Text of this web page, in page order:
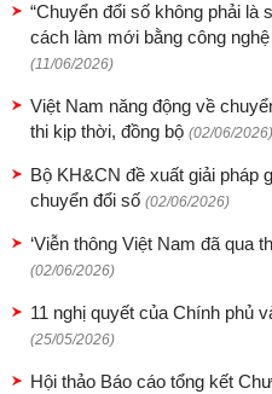
“Chuyển đổi số không phải là
cách làm mới bằng công
(11/06/2026)
Việt Nam năng động về
thi kịp thời, đồng bộ (02/06/2026)
Bộ KH&CN đề xuất giải
chuyển đổi số (02/06/2026)
‘Viễn thông Việt Nam đã qua
(02/06/2026)
11 nghị quyết của Chính phủ
(25/05/2026)
Hội thảo Báo cáo tổng kết